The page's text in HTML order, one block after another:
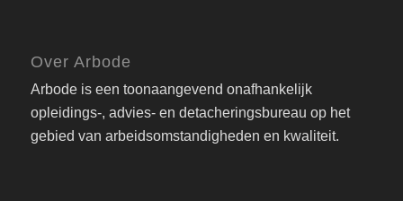
Over Arbode
Arbode is een toonaangevend onafhankelijk
opleidings-, advies- en detacheringsbureau op het
gebied van arbeidsomstandigheden en kwaliteit.